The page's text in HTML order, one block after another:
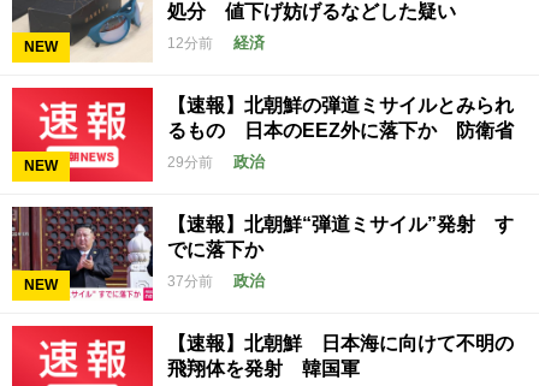
NEW
処分 値下げ妨げるなどした疑い
12分前 経済
NEW
【速報】北朝鮮の弾道ミサイルとみられ
るもの 日本のEEZ外に落下か 防衛省
29分前 政治
NEW
【速報】北朝鮮“弾道ミサイル”発射 す
でに落下か
37分前 政治
【速報】北朝鮮 日本海に向けて不明の
飛翔体を発射 韓国軍